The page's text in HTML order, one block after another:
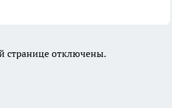
странице отключены.